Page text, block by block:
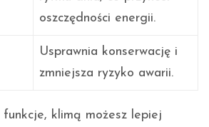
oszczędności energii.
Usprawnia konserwację i
zmniejsza ryzyko awarii.
klimą możesz lepiej